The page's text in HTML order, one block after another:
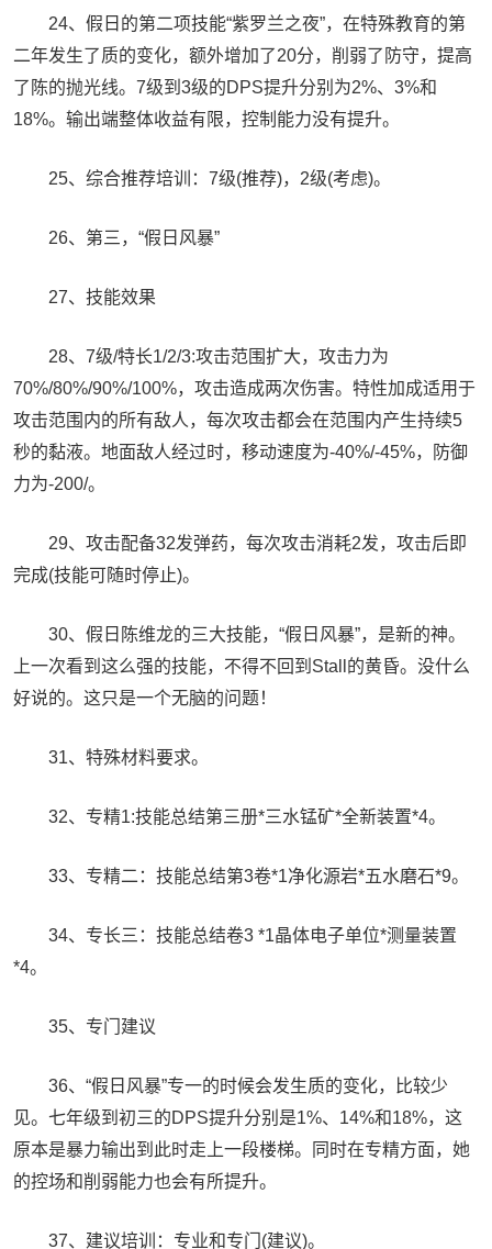
24、假日的第二项技能“紫罗兰之夜”，在特殊教育的第
二年发生了质的变化，额外增加了20分，削弱了防守，提高
了陈的抛光线。7级到3级的DPS提升分别为2%、3%和
18%。输出端整体收益有限，控制能力没有提升。
25、综合推荐培训：7级(推荐)，2级(考虑)。
26、第三，“假日风暴”
27、技能效果
28、7级/特长1/2/3:攻击范围扩大，攻击力为
70%/80%/90%/100%，攻击造成两次伤害。特性加成适用于
攻击范围内的所有敌人，每次攻击都会在范围内产生持续5
秒的黏液。地面敌人经过时，移动速度为-40%/-45%，防御
力为-200/。
29、攻击配备32发弹药，每次攻击消耗2发，攻击后即
完成(技能可随时停止)。
30、假日陈维龙的三大技能，“假日风暴”，是新的神。
上一次看到这么强的技能，不得不回到Stall的黄昏。没什么
好说的。这只是一个无脑的问题！
31、特殊材料要求。
32、专精1:技能总结第三册*三水锰矿*全新装置*4。
33、专精二：技能总结第3卷*1净化源岩*五水磨石*9。
34、专长三：技能总结卷3 *1晶体电子单位*测量装置
*4。
35、专门建议
36、“假日风暴”专一的时候会发生质的变化，比较少
见。七年级到初三的DPS提升分别是1%、14%和18%，这
原本是暴力输出到此时走上一段楼梯。同时在专精方面，她
的控场和削弱能力也会有所提升。
37、建议培训：专业和专门(建议)。